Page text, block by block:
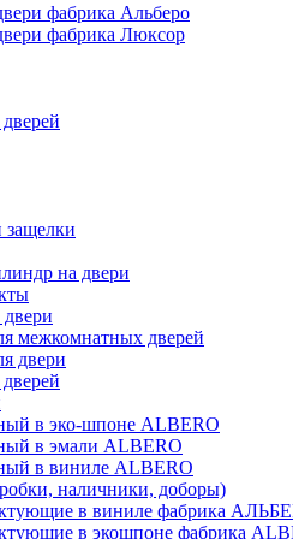
фабрика Альберо
фабрика Люксор
защелки
на двери
межкомнатных дверей
двери
в эко-шпоне ALBERO
в эмали ALBERO
в виниле ALBERO
наличники, доборы)
в виниле фабрика
в экошпоне фабрика